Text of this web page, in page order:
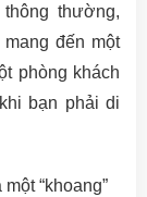
thường,
đến một
phòng khách
bạn phải di
“khoang”